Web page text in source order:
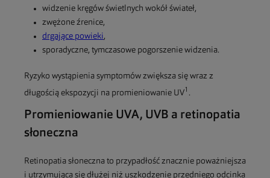
widzenie kręgów świetlnych wokół świateł,
zwężone źrenice,
drgające powieki,
sporadyczne, tymczasowe pogorszenie widzenia.
Ryzyko wystąpienia symptomów zwiększa się wraz z
długością ekspozycji na promieniowanie UV1 .
Promieniowanie UVA, UVB a retinopatia
słoneczna
Retinopatia słoneczna to przypadłość znacznie poważniejsza
i utrzymująca się dłużej niż uszkodzenie przedniego odcinka